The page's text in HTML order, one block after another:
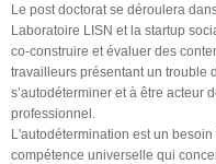
Le post doctorat se déroulera
Laboratoire LISN et la startup
co-construire et évaluer des
travailleurs présentant un trouble
s’autodéterminer et à être acteur
professionnel.
L'autodétermination est un
compétence universelle qui